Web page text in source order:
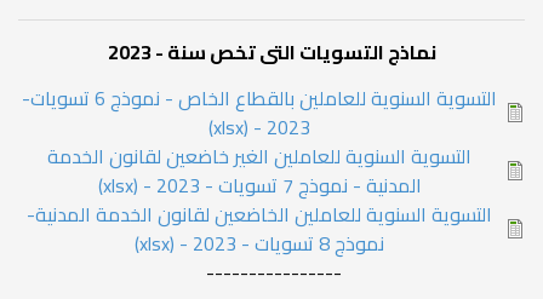
نماذج التسويات التى تخص سنة - 2023
التسوية السنوية للعاملين بالقطاع الخاص - نموذج 6 تسويات-
2023 - (xlsx)
التسوية السنوية للعاملين الغير خاضعين لقانون الخدمة
المدنية - نموذج 7 تسويات - 2023 - (xlsx)
التسوية السنوية للعاملين الخاضعين لقانون الخدمة المدنية-
نموذج 8 تسويات - 2023 - (xlsx)
----------------